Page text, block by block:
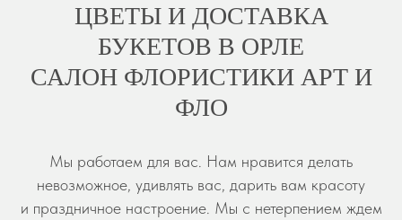
ЦВЕТЫ И ДОСТАВКА
БУКЕТОВ В ОРЛЕ
САЛОН ФЛОРИСТИКИ АРТ И
ФЛО
Мы работаем для вас. Нам нравится делать
невозможное, удивлять вас, дарить вам красоту
и праздничное настроение. Мы с нетерпением ждем